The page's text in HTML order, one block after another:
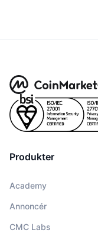
Produkter
Academy
Annoncér
CMC Labs